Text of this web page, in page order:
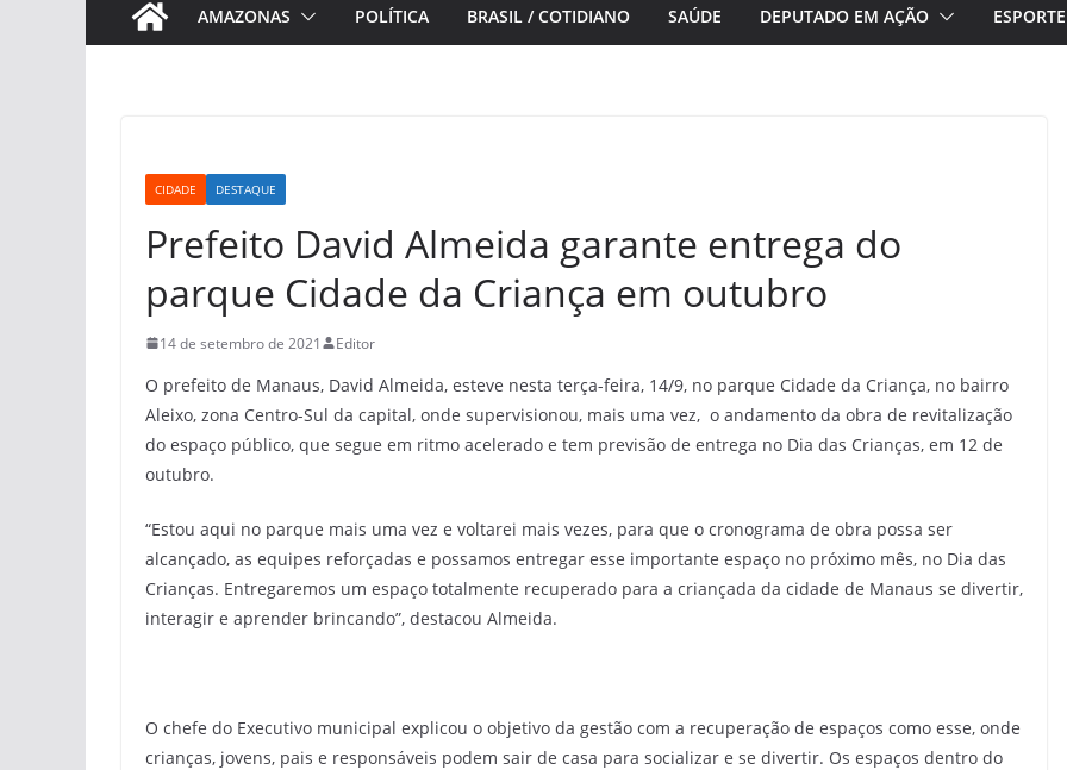
AMAZONAS POLÍTICA BRASIL / COTIDIANO SAÚDE DEPUTADO EM AÇÃO ESPORTE
CIDADE DESTAQUE
Prefeito David Almeida garante entrega do
parque Cidade da Criança em outubro
14 de setembro de 2021 Editor
O prefeito de Manaus, David Almeida, esteve nesta terça-feira, 14/9, no parque Cidade da Criança, no bairro
Aleixo, zona Centro-Sul da capital, onde supervisionou, mais uma vez, o andamento da obra de revitalização
do espaço público, que segue em ritmo acelerado e tem previsão de entrega no Dia das Crianças, em 12 de
outubro.
“Estou aqui no parque mais uma vez e voltarei mais vezes, para que o cronograma de obra possa ser
alcançado, as equipes reforçadas e possamos entregar esse importante espaço no próximo mês, no Dia das
Crianças. Entregaremos um espaço totalmente recuperado para a criançada da cidade de Manaus se divertir,
interagir e aprender brincando”, destacou Almeida.
O chefe do Executivo municipal explicou o objetivo da gestão com a recuperação de espaços como esse, onde
crianças, jovens, pais e responsáveis podem sair de casa para socializar e se divertir. Os espaços dentro do